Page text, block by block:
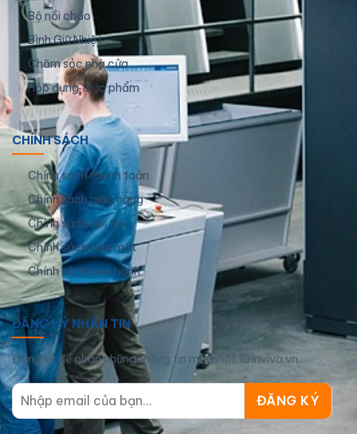
Bộ nồi chảo
Bình Giữ Nhiệt
Chăm sóc nhà cửa
Hộp đựng thực phẩm
CHÍNH SÁCH
Chính sách thanh toán
Chính sách giao hàng
Chính sách đổi trả
Chính sách bảo mật
Chính sách bảo hành
ĐĂNG KÝ NHẬN TIN
Đăng ký để nhận những thông tin mới nhất từ inviva.vn